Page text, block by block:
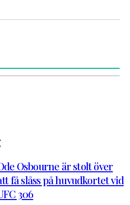
Osbourne är stolt över
få slåss på huvudkortet vid
306